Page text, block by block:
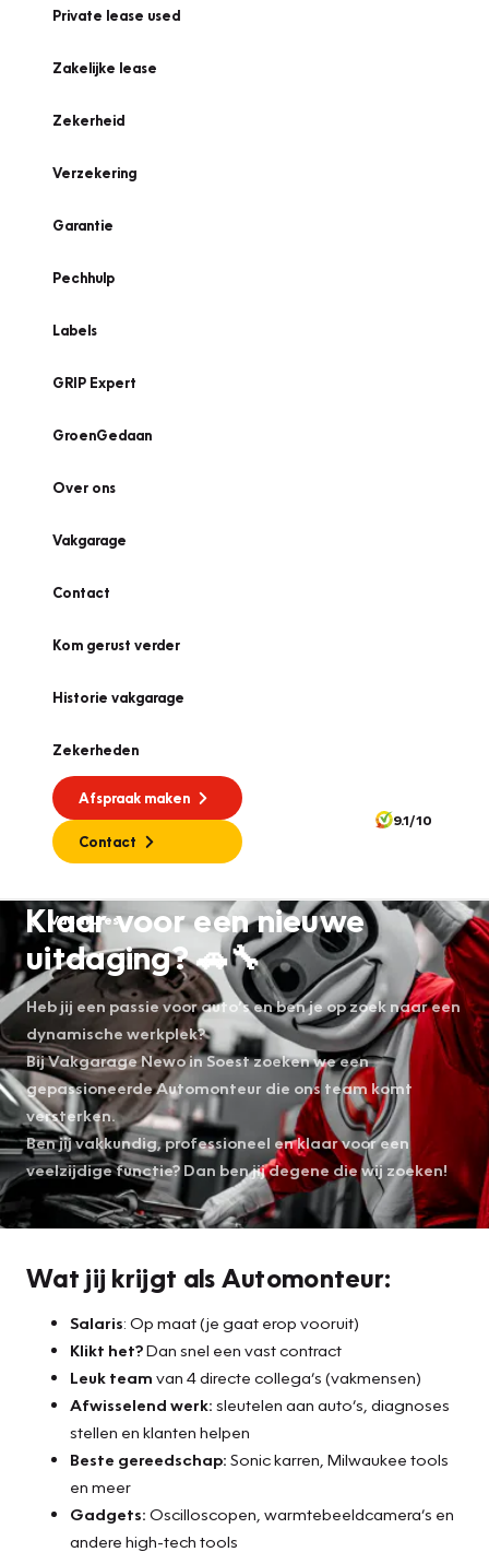
Private lease used
Zakelijke lease
Zekerheid
Verzekering
Garantie
Pechhulp
Labels
GRIP Expert
GroenGedaan
Over ons
Vakgarage
Contact
Kom gerust verder
Historie vakgarage
Zekerheden
Afspraak maken
Contact
9.1/10
Vacatures
Klaar voor een nieuwe
uitdaging? 🚗🔧
Heb jij een passie voor auto’s en ben je op zoek naar een
dynamische werkplek?
Bij Vakgarage Newo in Soest zoeken we een
gepassioneerde Automonteur die ons team komt
versterken.
Ben jij vakkundig, professioneel en klaar voor een
veelzijdige functie? Dan ben jij degene die wij zoeken!
Wat jij krijgt als Automonteur:
Salaris: Op maat (je gaat erop vooruit)
Klikt het?Dan snel een vast contract
Leuk team van 4 directe collega’s (vakmensen)
Afwisselend werk: sleutelen aan auto’s, diagnoses
stellen en klanten helpen
Beste gereedschap: Sonic karren, Milwaukee tools
en meer
Gadgets: Oscilloscopen, warmtebeeldcamera’s en
andere high-tech tools